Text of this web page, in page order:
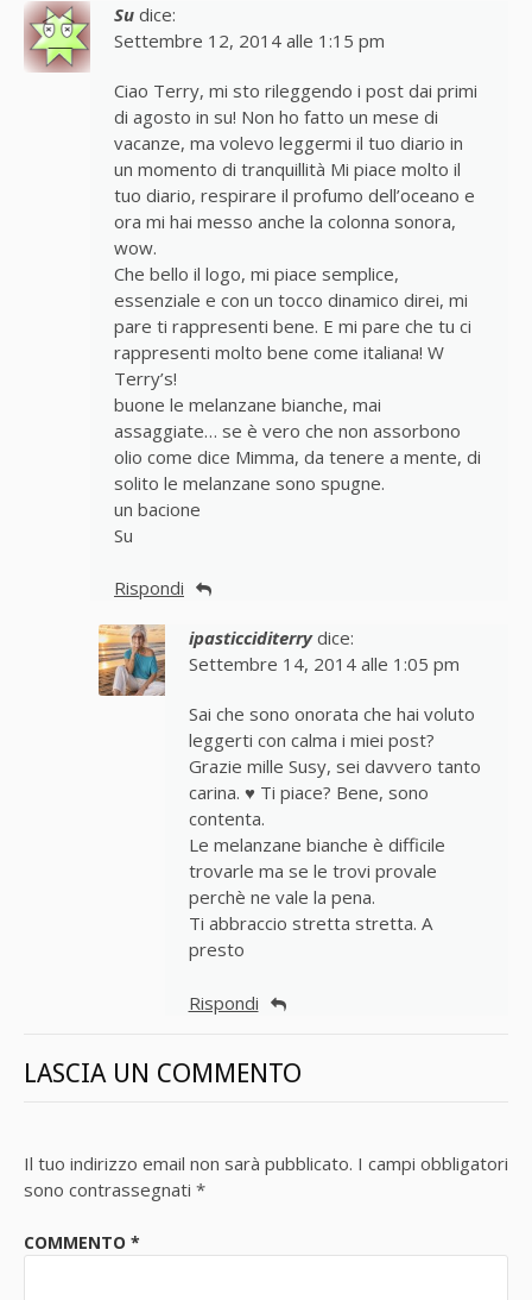
Su dice:
Settembre 12, 2014 alle 1:15 pm
Ciao Terry, mi sto rileggendo i post dai primi
di agosto in su! Non ho fatto un mese di
vacanze, ma volevo leggermi il tuo diario in
un momento di tranquillità Mi piace molto il
tuo diario, respirare il profumo dell’oceano e
ora mi hai messo anche la colonna sonora,
wow.
Che bello il logo, mi piace semplice,
essenziale e con un tocco dinamico direi, mi
pare ti rappresenti bene. E mi pare che tu ci
rappresenti molto bene come italiana! W
Terry’s!
buone le melanzane bianche, mai
assaggiate… se è vero che non assorbono
olio come dice Mimma, da tenere a mente, di
solito le melanzane sono spugne.
un bacione
Su
Rispondi
ipasticciditerry dice:
Settembre 14, 2014 alle 1:05 pm
Sai che sono onorata che hai voluto
leggerti con calma i miei post?
Grazie mille Susy, sei davvero tanto
carina. ♥ Ti piace? Bene, sono
contenta.
Le melanzane bianche è difficile
trovarle ma se le trovi provale
perchè ne vale la pena.
Ti abbraccio stretta stretta. A
presto
Rispondi
LASCIA UN COMMENTO
Il tuo indirizzo email non sarà pubblicato. I campi obbligatori
sono contrassegnati *
COMMENTO *